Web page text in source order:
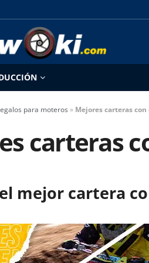
para moteros » Mejores carteras
carteras
mejor cartera